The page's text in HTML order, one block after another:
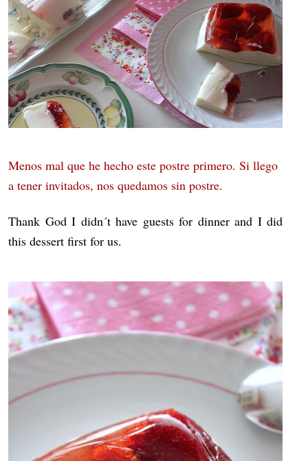
Menos mal que he hecho este postre primero. Si llego
a tener invitados, nos quedamos sin postre.
Thank God I didn´t have guests for dinner and I did
this dessert first for us.